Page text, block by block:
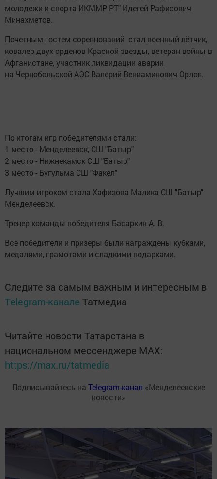
молодежи и спорта ИКММР РТ" Идегей Рафисович
Минахметов.
Почетным гостем соревнований стал военный лётчик,
ковалер двух орденов Красной звезды, ветеран войны в
Афганистане, участник ликвидации аварии
на Чернобольской АЭС Валерий Вениаминович Орлов.
По итогам игр победителями стали:
1 место - Менделеевск, СШ "Батыр"
2 место - Нижнекамск СШ "Батыр"
3 место - Бугульма СШ "Факел"
Лучшим игроком стала Хафизова Малика СШ "Батыр"
Менделеевск.
Тренер команды победителя Басаркин А. В.
Все победители и призеры были награждены кубками,
медалями, грамотами и сладкими подарками.
Следите за самым важным и интересным в
Telegram-канале Татмедиа
Читайте новости Татарстана в
национальном мессенджере MАХ:
https://max.ru/tatmedia
Подписывайтесь на Telegram-канал «Менделеевские
новости»